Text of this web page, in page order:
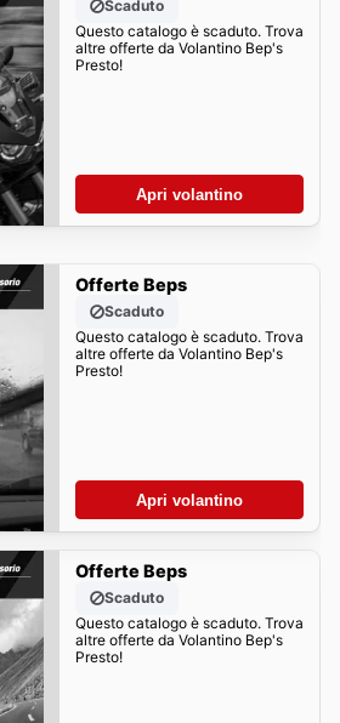
Scaduto
Questo catalogo è scaduto. Trova
altre offerte da Volantino Bep's
Presto!
Apri volantino
Offerte Beps
Scaduto
Questo catalogo è scaduto. Trova
altre offerte da Volantino Bep's
Presto!
Apri volantino
Offerte Beps
Scaduto
Questo catalogo è scaduto. Trova
altre offerte da Volantino Bep's
Presto!